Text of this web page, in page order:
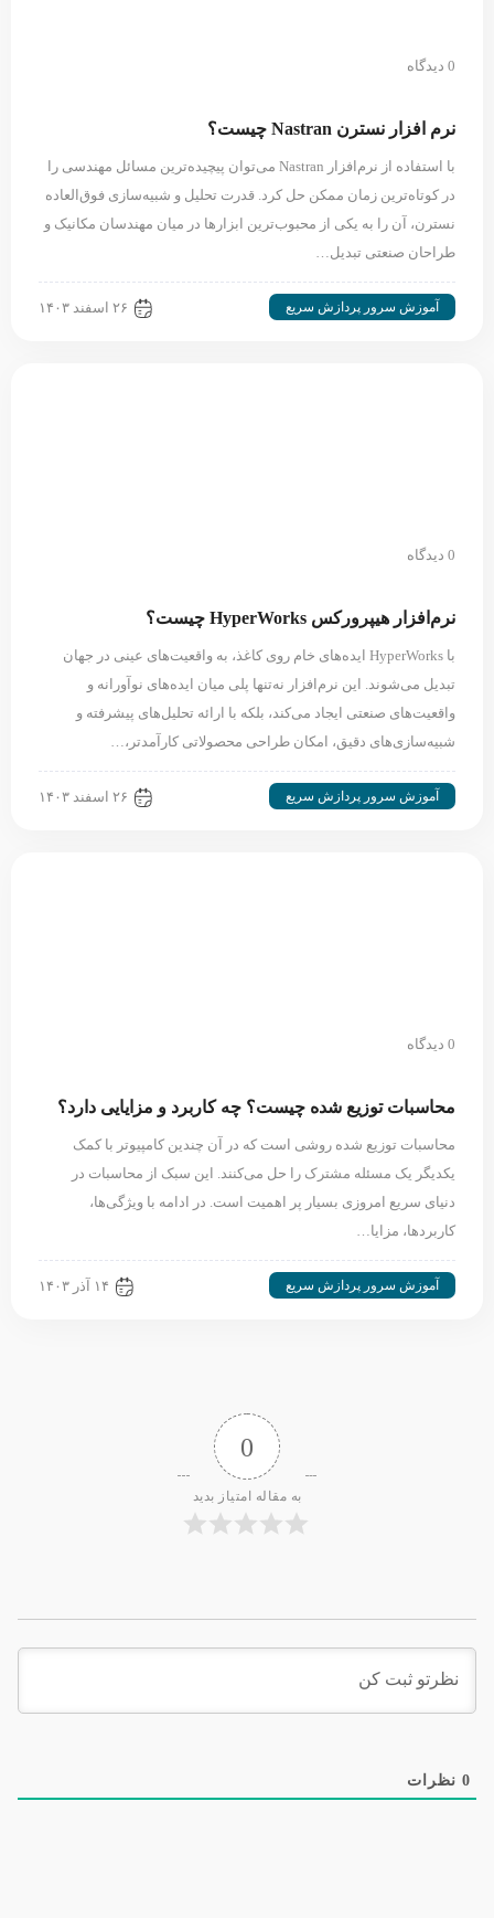
0 دیدگاه
نرم افزار نسترن Nastran چیست؟
با استفاده از نرم‌افزار Nastran می‌توان پیچیده‌ترین مسائل مهندسی را
در کوتاه‌ترین زمان ممکن حل کرد. قدرت تحلیل و شبیه‌سازی فوق‌العاده‌
نسترن، آن را به یکی از محبوب‌ترین ابزارها در میان مهندسان مکانیک و
طراحان صنعتی تبدیل…
آموزش سرور پردازش سریع ۲۶ اسفند ۱۴۰۳
0 دیدگاه
نرم‌افزار هیپرورکس HyperWorks چیست؟
با HyperWorks ایده‌های خام روی کاغذ، به واقعیت‌‌های عینی در جهان
تبدیل می‌شوند. این نرم‌افزار نه‌تنها پلی میان ایده‌های نوآورانه و
واقعیت‌های صنعتی ایجاد می‌کند، بلکه با ارائه تحلیل‌های پیشرفته و
شبیه‌سازی‌های دقیق، امکان طراحی محصولاتی کارآمدتر،…
آموزش سرور پردازش سریع ۲۶ اسفند ۱۴۰۳
0 دیدگاه
محاسبات توزیع شده چیست؟ چه کاربرد و مزایایی دارد؟
محاسبات توزیع شده روشی است که در آن چندین کامپیوتر با کمک
یکدیگر یک مسئله مشترک را حل می‌کنند. این سبک از محاسبات در
دنیای سریع امروزی بسیار پر اهمیت است. در ادامه با ویژگی‌ها،
کاربردها، مزایا…
آموزش سرور پردازش سریع ۱۴ آذر ۱۴۰۳
0
به مقاله امتیاز بدید
0 نظرات